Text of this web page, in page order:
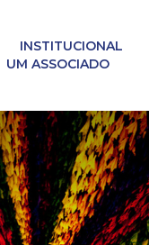
INSTITUCIONAL
UM ASSOCIADO